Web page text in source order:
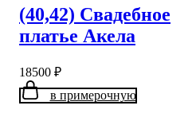
(40,42) Свадебное
платье Акела
18500 ₽
в примерочную